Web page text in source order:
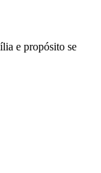
e propósito se